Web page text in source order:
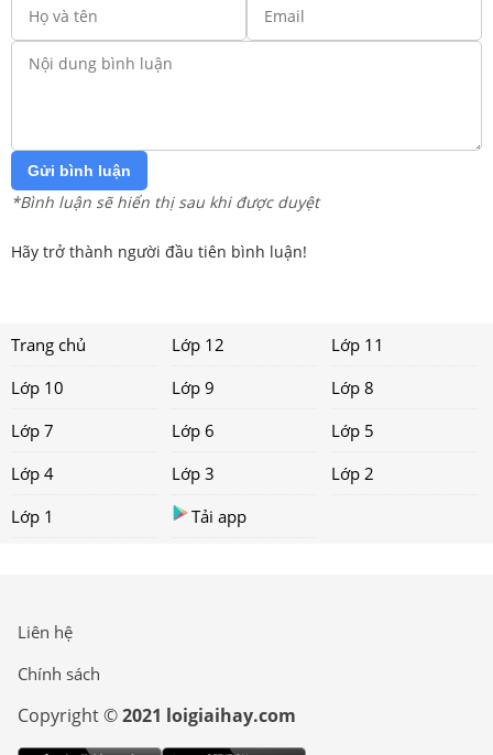
Gửi bình luận
*Bình luận sẽ hiển thị sau khi được duyệt
Hãy trở thành người đầu tiên bình luận!
Trang chủ Lớp 12
Lớp 11
Lớp 10
Lớp 9
Lớp 8
Lớp 7
Lớp 6
Lớp 5
Lớp 4
Lớp 3
Lớp 2
Lớp 1
Tải app
Liên hệ
Chính sách
Copyright ©2021 loigiaihay.com